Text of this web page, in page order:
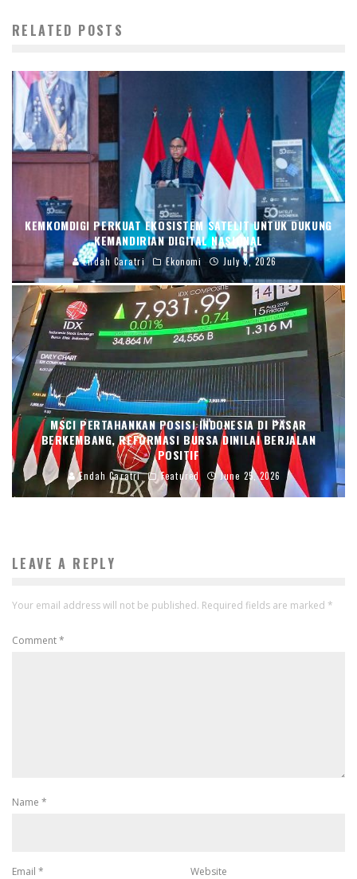
RELATED POSTS
KEMKOMDIGI PERKUAT EKOSISTEM SATELIT UNTUK DUKUNG
KEMANDIRIAN DIGITAL NASIONAL
Endah Caratri Ekonomi July 8, 2026
MSCI PERTAHANKAN POSISI INDONESIA DI PASAR
BERKEMBANG, REFORMASI BURSA DINILAI BERJALAN
POSITIF
Endah Caratri Featured June 25, 2026
LEAVE A REPLY
Your email address will not be published. Required fields are marked *
Comment*
Name *
Email * Website